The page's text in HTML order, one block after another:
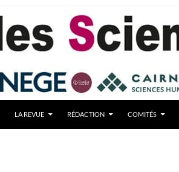
LA REVUE RÉDACTION COMITÉS